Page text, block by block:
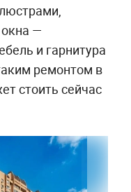
—
и гарнитура
ремонтом в
стоить сейчас